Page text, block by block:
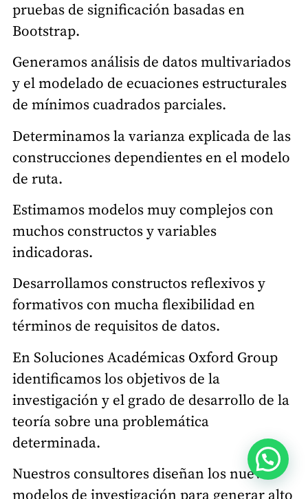
pruebas de significación basadas en
Bootstrap.
Generamos análisis de datos multivariados
y el modelado de ecuaciones estructurales
de mínimos cuadrados parciales.
Determinamos la varianza explicada de las
construcciones dependientes en el modelo
de ruta.
Estimamos modelos muy complejos con
muchos constructos y variables
indicadoras.
Desarrollamos constructos reflexivos y
formativos con mucha flexibilidad en
términos de requisitos de datos.
En Soluciones Académicas Oxford Group
identificamos los objetivos de la
investigación y el grado de desarrollo de la
teoría sobre una problemática
determinada.
Nuestros consultores diseñan los nuevos